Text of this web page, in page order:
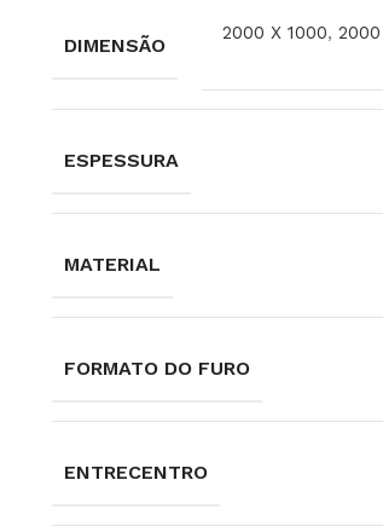
DIMENSÃO
2000 X 1000, 2000
ESPESSURA
MATERIAL
FORMATO DO FURO
ENTRECENTRO